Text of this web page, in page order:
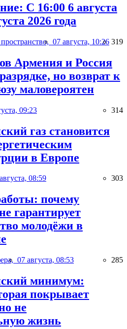
С 16:00 6 августа
2026 года
07 августа, 10:26 319
Армения и Россия
но возврат к
маловероятен
09:23 314
газ становится
в Европе
08:59 303
почему
гарантирует
молодёжи в
07 августа, 08:53 285
минимум:
покрывает
не
жизнь